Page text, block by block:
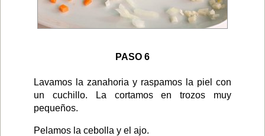
PASO 6
Lavamos la zanahoria y raspamos la piel con
un cuchillo. La cortamos en trozos muy
pequeños.
Pelamos la cebolla y el ajo.